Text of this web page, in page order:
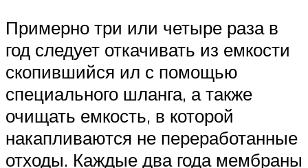
Примерно три или четыре раза в
год следует откачивать из емкости
скопившийся ил с помощью
специального шланга, а также
очищать емкость, в которой
накапливаются не переработанные
отходы. Каждые два года мембраны